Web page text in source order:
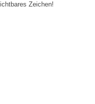
Zeichen!